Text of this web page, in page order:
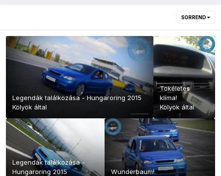
SORREND
Legendák találkozása - Hungaroring 2015
Kölyök által
Tökéletes
klíma!
Kölyökáltal
Legendák találkozása -
Hungaroring 2015
Wunderbaum!